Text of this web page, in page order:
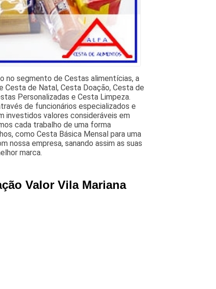
no segmento de Cestas alimentícias, a
Cesta de Natal, Cesta Doação, Cesta de
Personalizadas e Cesta Limpeza.
de funcionários especializados e
investidos valores consideráveis em
cada trabalho de uma forma
como Cesta Básica Mensal para uma
nossa empresa, sanando assim as suas
marca.
Valor Vila Mariana